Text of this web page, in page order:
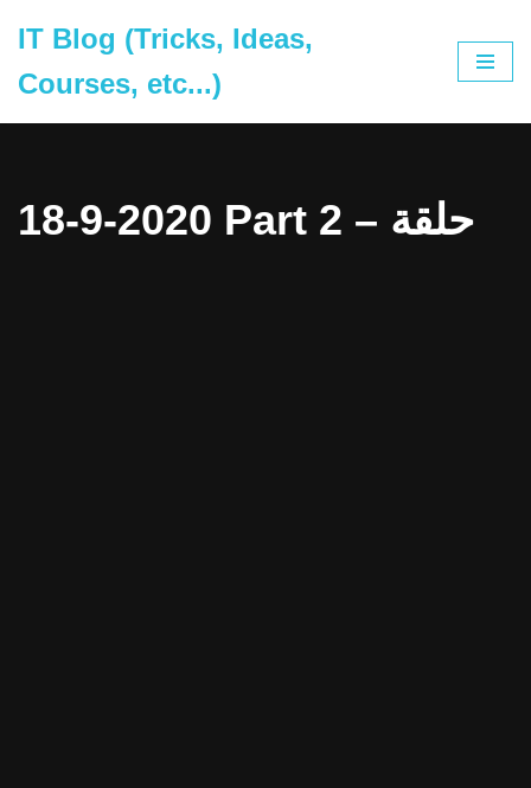
to
content
IT Blog (Tricks, Ideas,
Courses, etc...)
18-9-2020 Part 2 – حلقة